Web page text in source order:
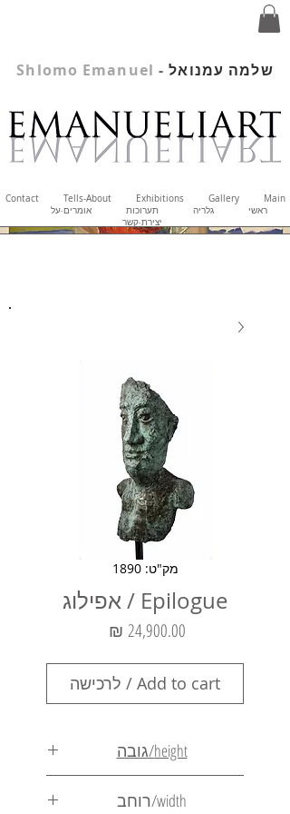
Shlomo Emanuel - שלמה עמנואל
Contact Tells-About Exhibitions Gallery Main
ראשיגלריה תערוכותאומרים-על
יצירת-קשר
מק"ט: 1890
Epilogue / אפילוג
Add to cart / לרכישה
height/גובה
width/רוחב